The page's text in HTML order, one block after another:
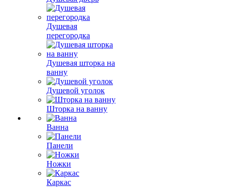
Душевая
перегородка
Душевая шторка на
ванну
Душевой уголок
Шторка на ванну
Ванна
Панели
Ножки
Каркас